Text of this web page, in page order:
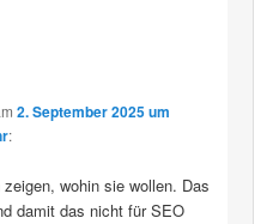
2. September 2025 um
:
wohin sie wollen. Das
damit das nicht für SEO